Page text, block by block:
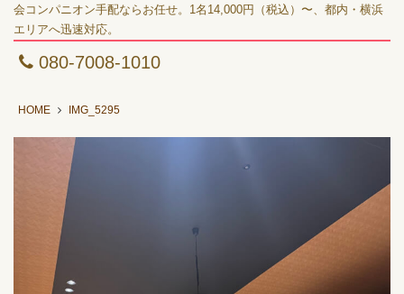
会コンパニオン手配ならお任せ。1名14,000円（税込）〜、都内・横浜
エリアへ迅速対応。
080-7008-1010
HOME IMG_5295